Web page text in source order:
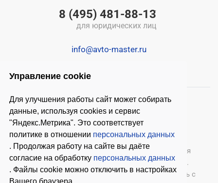
Управление cookie
Для улучшения работы сайт может собирать
данные, используя cookies и сервис
"Яндекс.Метрика". Это соответствует
политике в отношении персональных данных
. Продолжая работу на сайте вы даёте
согласие на обработку персональных данных
. Файлы cookie можно отключить в настройках
8 (495) 481-88-13
для юридических лиц
info@avto-master.ru
© 2026 ООО «Автомастер» — оборудование для
автосервиса, шиномонтажное оборудование.
Оставляя заявки на нашем сайте, ознакомьтесь с